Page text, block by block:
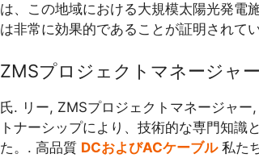
は、この地域における大規模太陽光発電
は非常に効果的であることが証明されて
ZMSプロジェクトマネージャ
氏. リー, ZMSプロジェクトマネージャ
トナーシップにより、技術的な専門知
た。. 高品質 DCおよびACケーブル私た